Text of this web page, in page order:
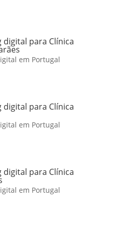
digital para Clínica
em Portugal
digital para Clínica
em Portugal
digital para Clínica
em Portugal